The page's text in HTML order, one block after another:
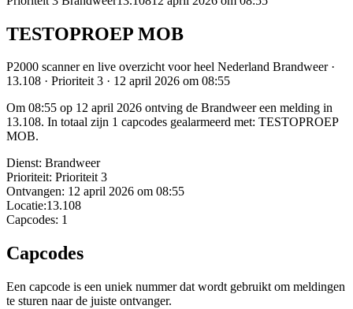
TESTOPROEP MOB
P2000 scanner en live overzicht voor heel Nederland Brandweer ·
13.108 · Prioriteit 3 · 12 april 2026 om 08:55
Om 08:55 op 12 april 2026 ontving de Brandweer een melding in
13.108. In totaal zijn 1 capcodes gealarmeerd met: TESTOPROEP
MOB.
Dienst: Brandweer
Prioriteit: Prioriteit 3
Ontvangen: 12 april 2026 om 08:55
Locatie:13.108
Capcodes: 1
Capcodes
Een capcode is een uniek nummer dat wordt gebruikt om meldingen
te sturen naar de juiste ontvanger.